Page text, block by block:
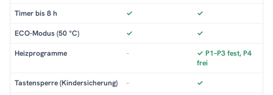
Timer bis 8 h ✓ ✓
ECO-Modus (50 °C) ✓ ✓
Heizprogramme –
✓ P1–P3 fest, P4
frei
Tastensperre (Kindersicherung) – ✓